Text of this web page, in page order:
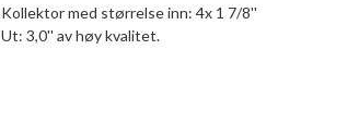
Kollektor med størrelse inn: 4x 1 7/8''
Ut: 3,0'' av høy kvalitet.